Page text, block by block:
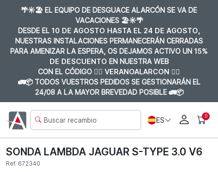
🌴☀️🏖️ EL EQUIPO DE DESGUACE ALARCÓN SE VA DE
VACACIONES 🏖️☀️🌴
DESDE EL 10 DE AGOSTO HASTA EL 24 DE AGOSTO,
NUESTRAS INSTALACIONES PERMANECERÁN CERRADAS
PARA AMENIZAR LA ESPERA, OS DEJAMOS ACTIVO UN 15%
DE DESCUENTO EN NUESTRA WEB
CON EL CÓDIGO 👉🏼 VERANOALARCON 👈🏼
🚛📦 TODOS VUESTROS PEDIDOS SE GESTIONARÁN EL
24/08 A LA MAYOR BREVEDAD POSIBLE 🚛📦
ES 0
SONDA LAMBDA JAGUAR S-TYPE 3.0 V6
Ref. 672340